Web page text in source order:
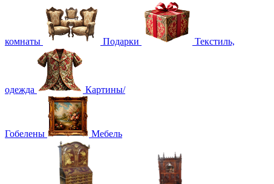
комнаты Подарки Текстиль,
одежда Картины/
Гобелены Мебель